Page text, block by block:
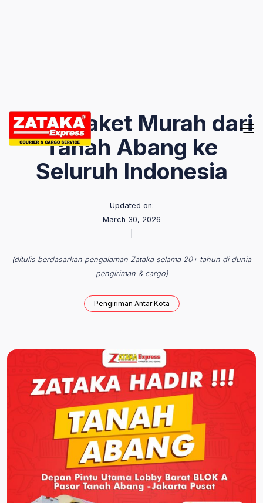
Kirim Paket Murah dari
Tanah Abang ke
Seluruh Indonesia
Updated on:
March 30, 2026
(ditulis berdasarkan pengalaman Zataka selama 20+ tahun di dunia
pengiriman & cargo)
Pengiriman Antar Kota